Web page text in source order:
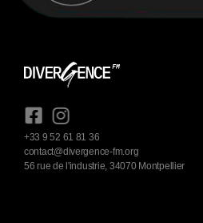
+33 9 52 61 81 36
contact@divergence-fm.org
56 rue de l'industrie, 34070 Montpellier